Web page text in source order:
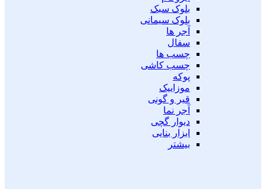
بلوک سبک
بلوک سیمانی
آجر ها
سفال
چسب ها
چسب کاشی
پوکه
موزاییک
قیر و گونی
آجر نما
دیوار گچی
ابزار بنایی
بیشتر